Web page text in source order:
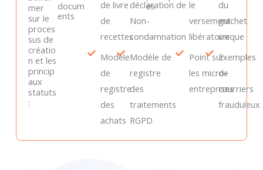
mer
sur le
proces
sus de
créatio
n et les
princip
aux
statuts
:
docum
ents
de livre
de
recettes
Modèle
de
registre
des
achats
déclaration de
Non-
condamnation
Modèle de
registre
des
traitements
RGPD
es
le
versement
libératoire
Point sur
les micro-
entreprises
du
guichet
unique
Exemples
de
courriers
frauduleux